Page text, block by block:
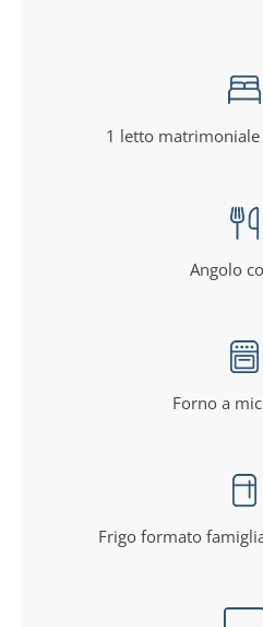
1 letto
Angolo
Forno a
Frigo formato